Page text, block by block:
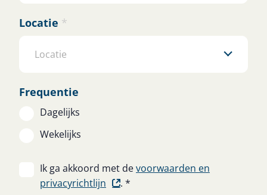
Locatie *
Locatie
Frequentie
Dagelijks
Wekelijks
Ik ga akkoord met devoorwaarden en
privacyrichtlijn
. *